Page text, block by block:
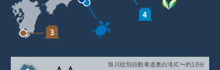
旭川紋別自動車道奥白滝IC〜約10分